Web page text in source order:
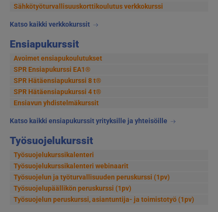
Sähkötyöturvallisuus­korttikoulutus verkkokurssi
Katso kaikki verkkokurssit
Ensiapukurssit
Avoimet ensiapukoulutukset
SPR Ensiapukurssi EA1®
SPR Hätäensiapukurssi 8 t®
SPR Hätäensiapukurssi 4 t®
Ensiavun yhdistelmäkurssit
Katso kaikki ensiapukurssit yrityksille ja yhteisöille
Työsuojelukurssit
Työsuojelukurssikalenteri
Työsuojelukurssikalenteri webinaarit
Työsuojelun ja työturvallisuuden peruskurssi (1pv)
Työsuojelupäällikön peruskurssi (1pv)
Työsuojelun peruskurssi, asiantuntija- ja toimistotyö (1pv)